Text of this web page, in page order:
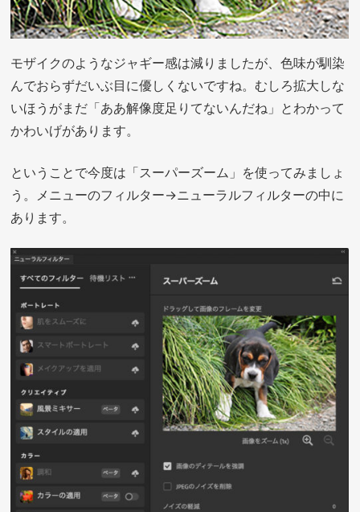
モザイクのようなジャギー感は減りましたが、色味が馴染
んでおらずだいぶ目に優しくないですね。むしろ拡大しな
いほうがまだ「ああ解像度足りてないんだね」とわかって
かわいげがあります。
ということで今度は「スーパーズーム」を使ってみましょ
う。メニューのフィルター→ニューラルフィルターの中に
あります。